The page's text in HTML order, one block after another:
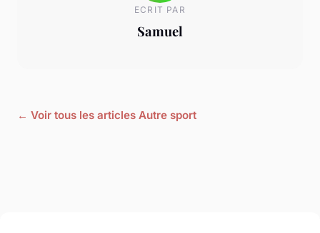
ECRIT PAR
Samuel
← Voir tous les articles Autre sport